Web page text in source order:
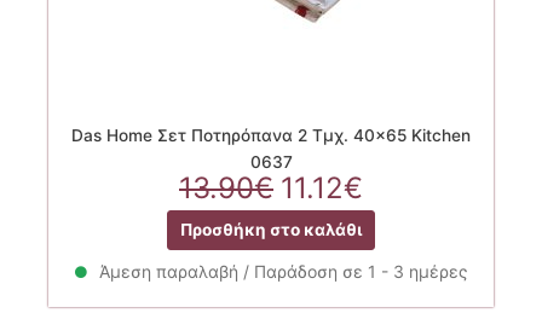
Das Home Σετ Ποτηρόπανα 2 Τμχ. 40×65 Kitchen
0637
13.90€ Original
price
was:
13.90€.
11.12€
τρέχουσα
τιμή
είναι:
11.12€.
Προσθήκη στο καλάθι
Άμεση παραλαβή / Παράδοση σε 1 - 3 ημέρες